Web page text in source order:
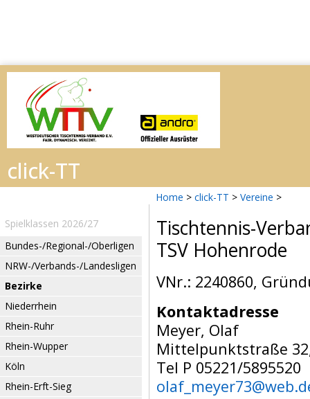
Home > click-TT > Vereine >
Spielklassen 2026/27
Bundes-/Regional-/Oberligen
NRW-/Verbands-/Landesligen
Bezirke
Niederrhein
Rhein-Ruhr
Rhein-Wupper
Köln
Rhein-Erft-Sieg
Tischtennis-
TSV Hohenrode
VNr.: 2240860,
Kontaktadresse
Meyer, Olaf
Mittelpunktstraße
Tel P 05221/5895520